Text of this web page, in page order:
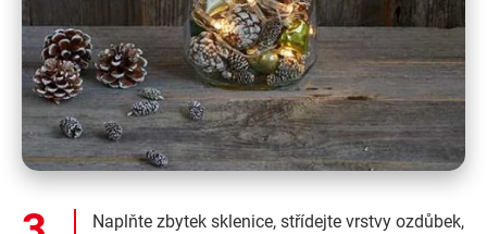
Naplňte zbytek sklenice, střídejte vrstvy ozdůbek,